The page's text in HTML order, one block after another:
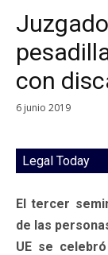
con
6 junio 2019
Legal Today
El tercer
de las
UE se